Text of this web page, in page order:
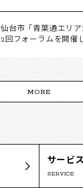
仙台市「青葉通エリ
2回フォーラムを開催
MORE
サービ
SERVICE